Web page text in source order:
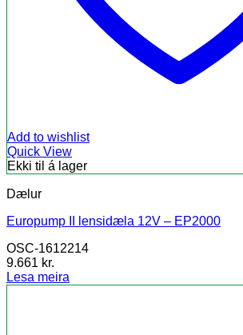
Add to wishlist
Quick View
Ekki til á lager
Dælur
Europump II lensidæla 12V – EP2000
OSC-1612214
9.661 kr.
Lesa meira